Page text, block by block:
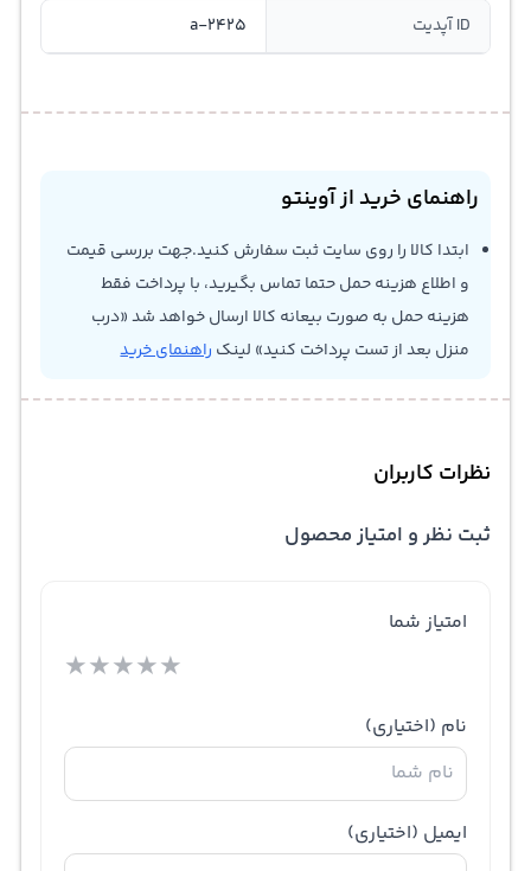
ID آپدیت a-2425
راهنمای خرید از آوینتو
ابتدا کالا را روی سایت ثبت سفارش کنید.جهت بررسی قیمت
و اطلاع هزینه حمل حتما تماس بگیرید، با پرداخت فقط
هزینه حمل به صورت بیعانه کالا ارسال خواهد شد «درب
منزل بعد از تست پرداخت کنید» لینک راهنمای خرید
نظرات کاربران
ثبت نظر و امتیاز محصول
امتیاز شما
★★★★★
نام (اختیاری)
ایمیل (اختیاری)